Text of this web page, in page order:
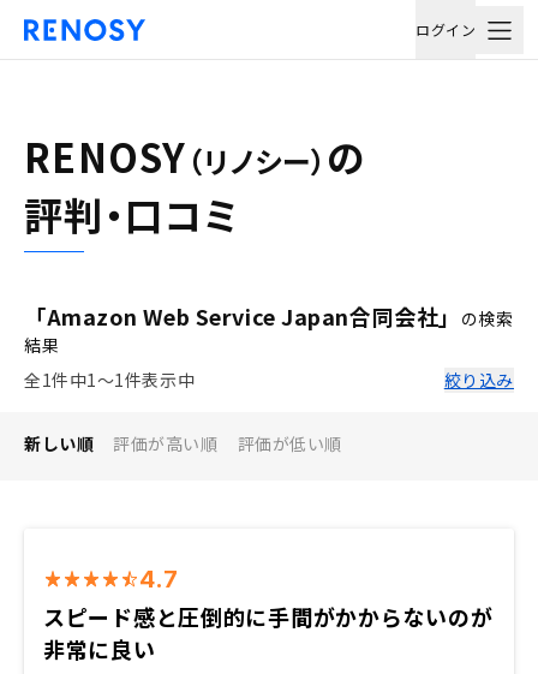
ログイン
RENOSY （リノシー） の
評判・口コミ
「Amazon Web Service Japan合同会社」
の検索
結果
全1件中1〜1件表示中
絞り込み
新しい順 評価が高い順 評価が低い順
4.7
スピード感と圧倒的に手間がかからないのが
非常に良い